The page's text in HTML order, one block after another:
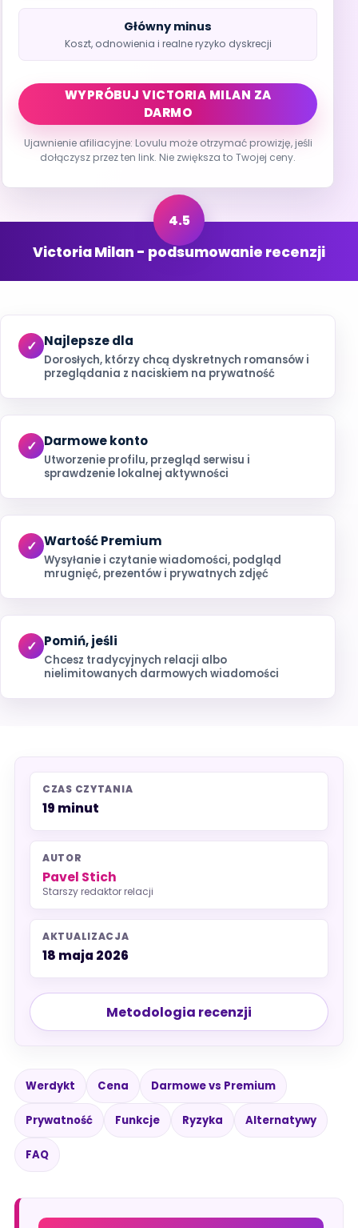
Główny minus
Koszt, odnowienia i realne ryzyko dyskrecji
WYPRÓBUJ VICTORIA MILAN ZA
DARMO
Ujawnienie afiliacyjne: Lovulu może otrzymać prowizję, jeśli
dołączysz przez ten link. Nie zwiększa to Twojej ceny.
Victoria Milan - podsumowanie recenzji
Najlepsze dla
Dorosłych, którzy chcą dyskretnych romansów i
przeglądania z naciskiem na prywatność
Darmowe konto
Utworzenie profilu, przegląd serwisu i
sprawdzenie lokalnej aktywności
Wartość Premium
Wysyłanie i czytanie wiadomości, podgląd
mrugnięć, prezentów i prywatnych zdjęć
Pomiń, jeśli
Chcesz tradycyjnych relacji albo
nielimitowanych darmowych wiadomości
CZAS CZYTANIA
19 minut
AUTOR
Pavel Stich
Starszy redaktor relacji
AKTUALIZACJA
18 maja 2026
Metodologia recenzji
Werdykt Cena Darmowe vs Premium
Prywatność Funkcje Ryzyka Alternatywy
FAQ